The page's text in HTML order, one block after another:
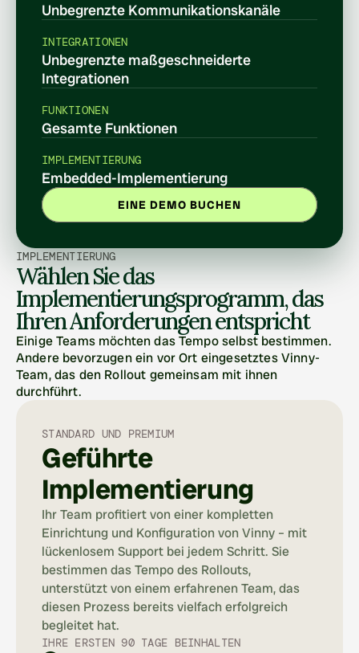
Unbegrenzte Kommunikationskanäle
INTEGRATIONEN
Unbegrenzte maßgeschneiderte
Integrationen
FUNKTIONEN
Gesamte Funktionen
IMPLEMENTIERUNG
Embedded-Implementierung
EINE DEMO BUCHEN
IMPLEMENTIERUNG
Wählen Sie das
Implementierungsprogramm, das
Ihren Anforderungen entspricht
Einige Teams möchten das Tempo selbst bestimmen.
Andere bevorzugen ein vor Ort eingesetztes Vinny-
Team, das den Rollout gemeinsam mit ihnen
durchführt.
STANDARD UND PREMIUM
Geführte
Implementierung
Ihr Team profitiert von einer kompletten
Einrichtung und Konfiguration von Vinny – mit
lückenlosem Support bei jedem Schritt. Sie
bestimmen das Tempo des Rollouts,
unterstützt von einem erfahrenen Team, das
diesen Prozess bereits vielfach erfolgreich
begleitet hat.
IHRE ERSTEN 90 TAGE BEINHALTEN